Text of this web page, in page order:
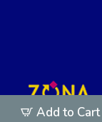
Add to Cart